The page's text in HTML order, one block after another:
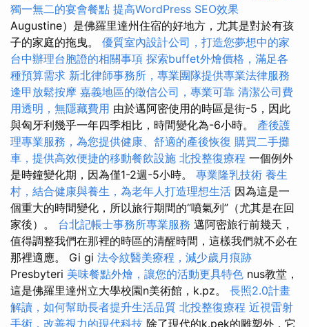
獨一無二的宴會餐點 提高WordPress SEO效果
Augustine）是佛羅里達州住宿的好地方，尤其是對於有孩
子的家庭的拖曳。 優質室內設計公司，打造您夢想中的家
台中辦理台胞證的相關事項 探索buffet外燴價格，滿足各
種預算需求 新北律師事務所，專業團隊提供專業法律服務
逢甲放鬆按摩 嘉義地區的徵信公司，專業可靠 清潔公司費
用透明，無隱藏費用 由於邁阿密使用的時區是街-5，因此
與匈牙利幾乎一年四季相比，時間變化為-6小時。 產後護
理專業服務，為您提供健康、舒適的產後恢復 購買二手攤
車，提供高效便捷的移動餐飲設施 北投整復療程 一個例外
是時鐘變化期，因為僅1-2週-5小時。 專業隆乳技術 養生
村，結合健康與養生，為老年人打造理想生活 因為這是一
個重大的時間變化，所以旅行期間的“噴氣列”（尤其是在回
家後）。 台北記帳士事務所專業服務 邁阿密旅行前幾天，
值得調整我們在那裡的時區的清醒時間，這樣我們就不必在
那裡適應。 Gi gi 法令紋醫美療程，減少歲月痕跡
Presbyteri 美味餐點外燴，讓您的活動更具特色 nus教堂，
這是佛羅里達州立大學校園n美術館，k.pz。 長照2.0計畫
解讀，如何幫助長者提升生活品質 北投整復療程 近視雷射
手術，改善視力的現代科技 除了現代的k.pek的雕塑外，它